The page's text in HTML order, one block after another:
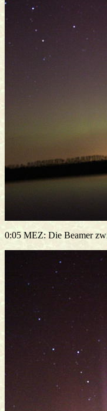
0:05 MEZ: Die Beamer